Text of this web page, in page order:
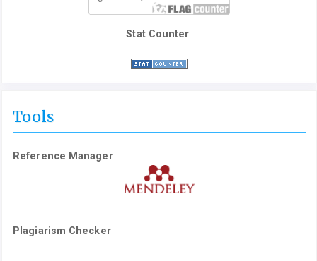
Stat Counter
Tools
Reference Manager
Plagiarism Checker